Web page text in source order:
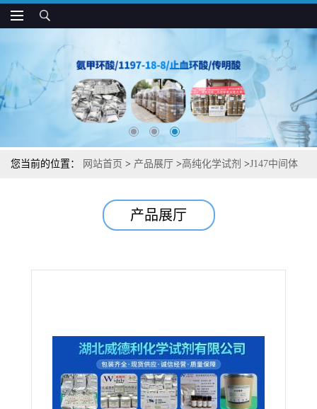
您当前的位置： 网站首页 > 产品展厅 >高纯化学试剂 >J147中间体
产品展厅